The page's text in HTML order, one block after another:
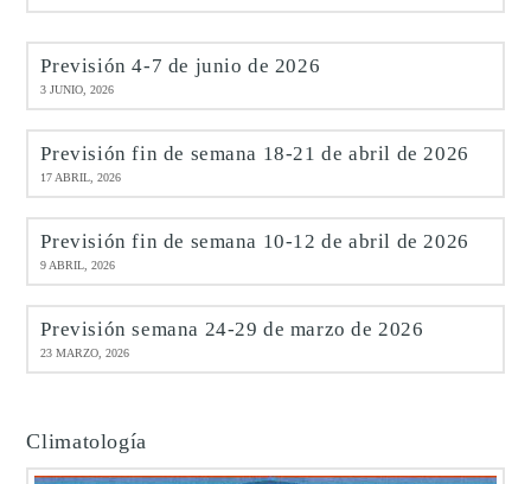
Previsión 4-7 de junio de 2026
3 JUNIO, 2026
Previsión fin de semana 18-21 de abril de 2026
17 ABRIL, 2026
Previsión fin de semana 10-12 de abril de 2026
9 ABRIL, 2026
Previsión semana 24-29 de marzo de 2026
23 MARZO, 2026
Climatología